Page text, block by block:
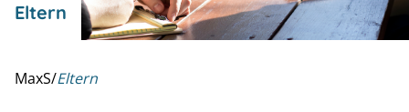
Eltern
MaxS/Eltern